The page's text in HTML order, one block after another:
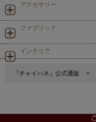
アクセサリー
ファブリック
インテリア
『チャイハネ』公式通販 >